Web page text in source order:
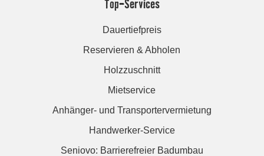
Top-Services
Dauertiefpreis
Reservieren & Abholen
Holzzuschnitt
Mietservice
Anhänger- und Transportervermietung
Handwerker-Service
Seniovo: Barrierefreier Badumbau